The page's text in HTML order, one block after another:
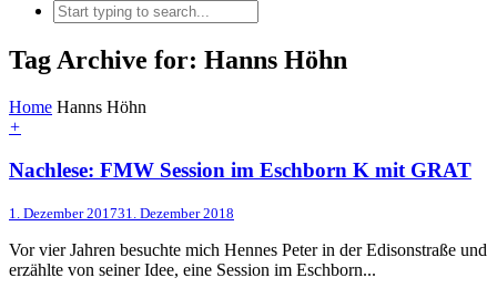
Tag Archive for: Hanns Höhn
Home Hanns Höhn
+
Nachlese: FMW Session im Eschborn K mit GRAT
1. Dezember 201731. Dezember 2018
Vor vier Jahren besuchte mich Hennes Peter in der Edisonstraße und
erzählte von seiner Idee, eine Session im Eschborn...